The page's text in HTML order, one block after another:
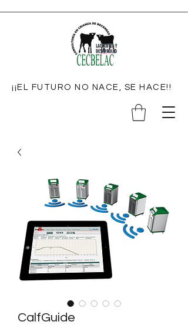
¡¡EL FUTURO NO NACE, SE HACE!!
CalfGuide